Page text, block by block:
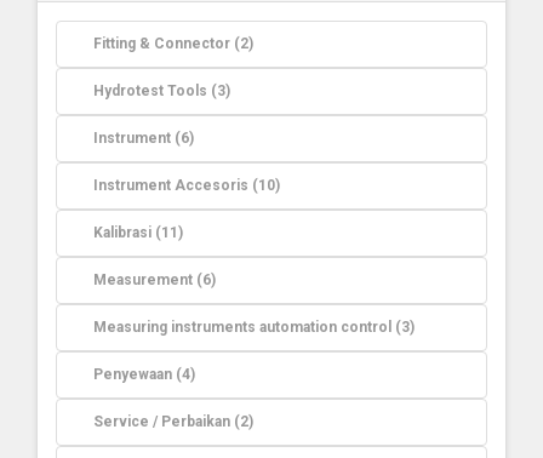
Fitting & Connector (2)
Hydrotest Tools (3)
Instrument (6)
Instrument Accesoris (10)
Kalibrasi (11)
Measurement (6)
Measuring instruments automation control (3)
Penyewaan (4)
Service / Perbaikan (2)